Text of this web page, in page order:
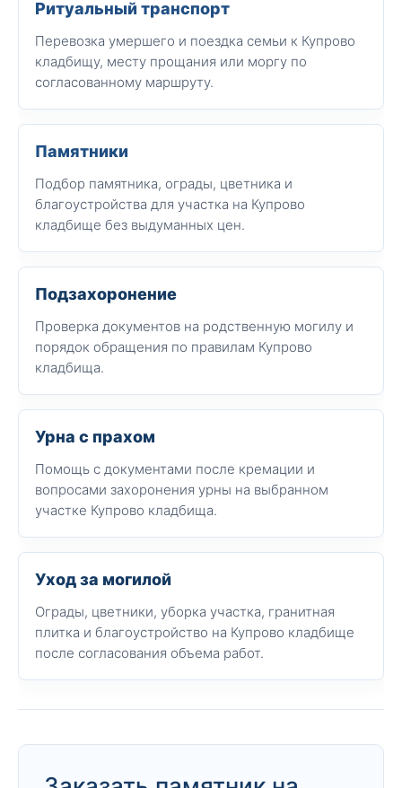
Ритуальный транспорт
Перевозка умершего и поездка семьи к Купрово
кладбищу, месту прощания или моргу по
согласованному маршруту.
Памятники
Подбор памятника, ограды, цветника и
благоустройства для участка на Купрово
кладбище без выдуманных цен.
Подзахоронение
Проверка документов на родственную могилу и
порядок обращения по правилам Купрово
кладбища.
Урна с прахом
Помощь с документами после кремации и
вопросами захоронения урны на выбранном
участке Купрово кладбища.
Уход за могилой
Ограды, цветники, уборка участка, гранитная
плитка и благоустройство на Купрово кладбище
после согласования объема работ.